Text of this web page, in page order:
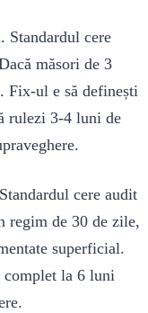
Standardul cere
măsori de 3
Fix-ul e să definești
rulezi 3-4 luni de
cere audit
regim de 30 de zile,
superficial.
complet la 6 luni